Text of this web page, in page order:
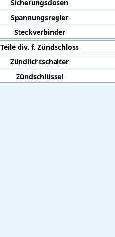
Sicherungsdosen
Spannungsregler
Steckverbinder
Teile div. f. Zündschloss
Zündlichtschalter
Zündschlüssel